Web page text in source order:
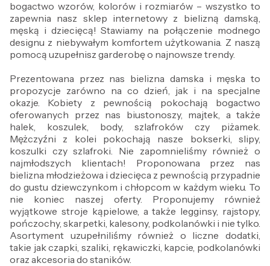
bogactwo wzorów, kolorów i rozmiarów – wszystko to
zapewnia nasz sklep internetowy z bielizną damską,
męską i dziecięcą! Stawiamy na połączenie modnego
designu z niebywałym komfortem użytkowania. Z naszą
pomocą uzupełnisz garderobę o najnowsze trendy.
Prezentowana przez nas bielizna damska i męska to
propozycje zarówno na co dzień, jak i na specjalne
okazje. Kobiety z pewnością pokochają bogactwo
oferowanych przez nas biustonoszy, majtek, a także
halek, koszulek, body, szlafroków czy piżamek.
Mężczyźni z kolei pokochają nasze bokserki, slipy,
koszulki czy szlafroki. Nie zapomnieliśmy również o
najmłodszych klientach! Proponowana przez nas
bielizna młodzieżowa i dziecięca z pewnością przypadnie
do gustu dziewczynkom i chłopcom w każdym wieku. To
nie koniec naszej oferty. Proponujemy również
wyjątkowe stroje kąpielowe, a także legginsy, rajstopy,
pończochy, skarpetki, kalesony, podkolanówki i nie tylko.
Asortyment uzupełniliśmy również o liczne dodatki,
takie jak czapki, szaliki, rękawiczki, kapcie, podkolanówki
oraz akcesoria do staników.